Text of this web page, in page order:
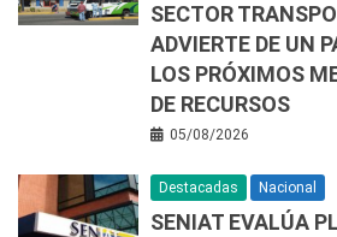
SECTOR
ADVIERTE DE UN
LOS PRÓXIMOS
DE RECURSOS
05/08/2026
Destacadas Nacional
SENIAT EVALÚA